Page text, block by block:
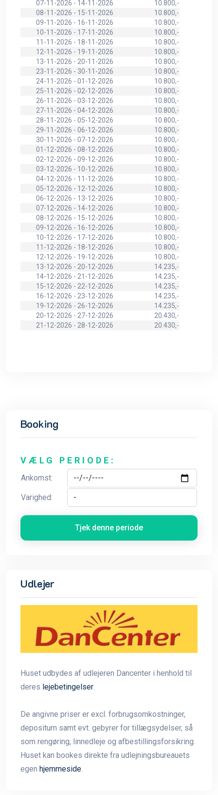
07-11-2026 - 14-11-2026
10.800,-
08-11-2026 - 15-11-2026
10.800,-
09-11-2026 - 16-11-2026
10.800,-
10-11-2026 - 17-11-2026
10.800,-
11-11-2026 - 18-11-2026
10.800,-
12-11-2026 - 19-11-2026
10.800,-
13-11-2026 - 20-11-2026
10.800,-
23-11-2026 - 30-11-2026
10.800,-
24-11-2026 - 01-12-2026
10.800,-
25-11-2026 - 02-12-2026
10.800,-
26-11-2026 - 03-12-2026
10.800,-
27-11-2026 - 04-12-2026
10.800,-
28-11-2026 - 05-12-2026
10.800,-
29-11-2026 - 06-12-2026
10.800,-
30-11-2026 - 07-12-2026
10.800,-
01-12-2026 - 08-12-2026
10.800,-
02-12-2026 - 09-12-2026
10.800,-
03-12-2026 - 10-12-2026
10.800,-
04-12-2026 - 11-12-2026
10.800,-
05-12-2026 - 12-12-2026
10.800,-
06-12-2026 - 13-12-2026
10.800,-
07-12-2026 - 14-12-2026
10.800,-
08-12-2026 - 15-12-2026
10.800,-
09-12-2026 - 16-12-2026
10.800,-
10-12-2026 - 17-12-2026
10.800,-
11-12-2026 - 18-12-2026
10.800,-
12-12-2026 - 19-12-2026
10.800,-
13-12-2026 - 20-12-2026
14.235,-
14-12-2026 - 21-12-2026
14.235,-
15-12-2026 - 22-12-2026
14.235,-
16-12-2026 - 23-12-2026
14.235,-
19-12-2026 - 26-12-2026
14.235,-
20-12-2026 - 27-12-2026
20.430,-
21-12-2026 - 28-12-2026
20.430,-
Booking
VÆLG PERIODE:
Ankomst:
Varighed:
Tjek denne periode
Udlejer
Huset udbydes af udlejeren Dancenter i henhold til
deres lejebetingelser.
De angivne priser er excl. forbrugsomkostninger,
depositum samt evt. gebyrer for tillægsydelser, så
som rengøring, linnedleje og afbestillingsforsikring.
Huset kan bookes direkte fra udlejningsbureauets
egen hjemmeside.